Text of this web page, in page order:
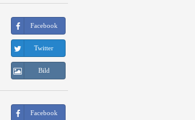
Facebook
Twitter
Bild
Facebook